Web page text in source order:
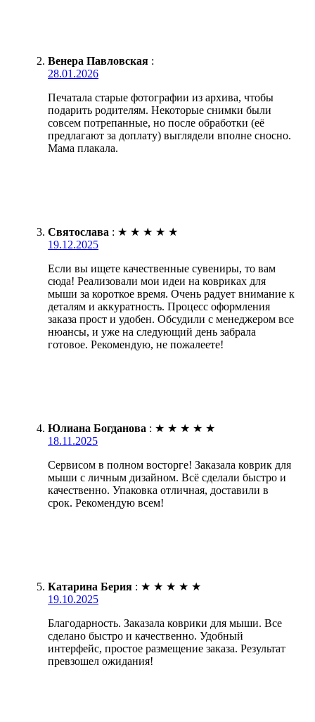
Венера Павловская :
28.01.2026
Печатала старые фотографии из архива, чтобы
подарить родителям. Некоторые снимки были
совсем потрепанные, но после обработки (её
предлагают за доплату) выглядели вполне сносно.
Мама плакала.
Святослава : ★ ★ ★ ★ ★
19.12.2025
Если вы ищете качественные сувениры, то вам
сюда! Реализовали мои идеи на ковриках для
мыши за короткое время. Очень радует внимание к
деталям и аккуратность. Процесс оформления
заказа прост и удобен. Обсудили с менеджером все
нюансы, и уже на следующий день забрала
готовое. Рекомендую, не пожалеете!
Юлиана Богданова : ★ ★ ★ ★ ★
18.11.2025
Сервисом в полном восторге! Заказала коврик для
мыши с личным дизайном. Всё сделали быстро и
качественно. Упаковка отличная, доставили в
срок. Рекомендую всем!
Катарина Берия : ★ ★ ★ ★ ★
19.10.2025
Благодарность. Заказала коврики для мыши. Все
сделано быстро и качественно. Удобный
интерфейс, простое размещение заказа. Результат
превзошел ожидания!